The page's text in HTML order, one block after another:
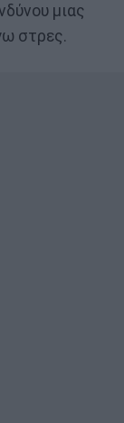
μιας
στρες.